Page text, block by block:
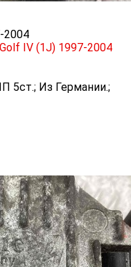
2004
IV (1J) 1997-2004
5ст.; Из Германии.;